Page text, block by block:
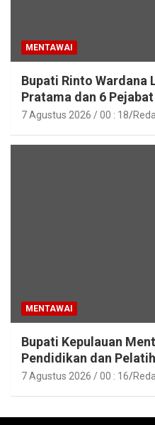
MENTAWAI
Bupati Rinto Wardana
Pratama dan 6
Lingkungan Pemkab
7 Agustus 2026 / 00 : 18
MENTAWAI
Bupati Kepulauan
Pendidikan dan
Tahun 2026
7 Agustus 2026 / 00 : 16